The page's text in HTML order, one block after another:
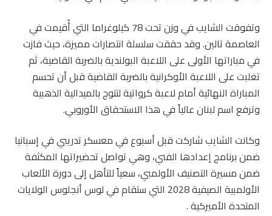
وتفوقت الشايب في وزن تحت 78 كيلوغراما التي أُقيمت في
العاصمة تالين. وقد حققت سلسلة انتصارات مميزة، حيث فازت
في مباراتها الأولى على اللاعبة البولندية بالضربة القاضية، ثم
تغلبت على اللاعبة الأوكرانية بالضربة القاضية قبل أن تحسم
المباراة النهائية أمام لاعبة كرواتية لتتوج بالميدالية الذهبية
وترفع اسم لبنان عالياً في هذا الاستحقاق الأوروبي.
وكانت الشايب شاركت قبل أسبوع في معسكر تدريبي في إسبانيا
ضمن برنامج إعدادها الفني، وهي تواصل تحضيراتها المكثفة
ضمن مسيرة التصنيف الأولمبي، سعياً للتأهل إلى دورة الألعاب
الأولمبية الصيفية 2028 التي ستقام في لوس أنجلوس الولايات
المتحدة الأميركية .